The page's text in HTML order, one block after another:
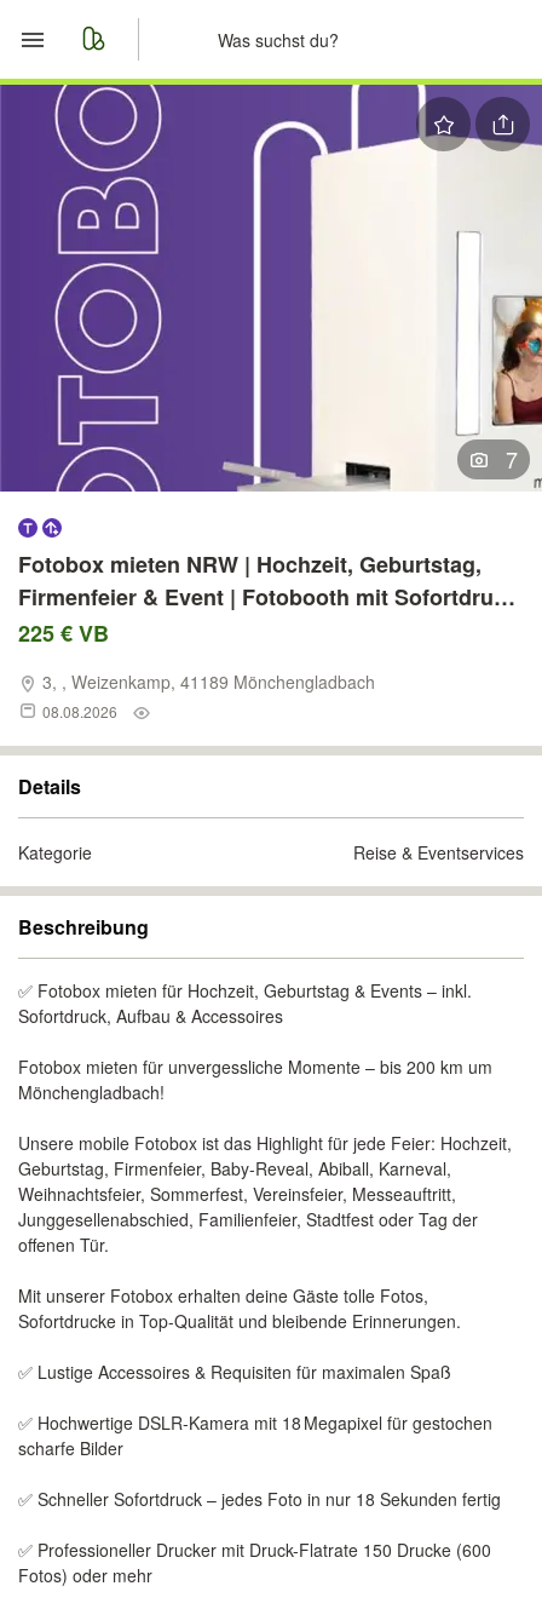
Start
Merkliste
Nachrichten
Anzeige aufgeben
7
Fotobox mieten NRW | Hochzeit, Geburtstag,
Firmenfeier & Event | Fotobooth mit Sofortdruck
& Extras
225 € VB
3, , Weizenkamp, 41189 Mönchengladbach
08.08.2026
Details
Kategorie Reise & Eventservices
Beschreibung
✅ Fotobox mieten für Hochzeit, Geburtstag & Events – inkl.
Sofortdruck, Aufbau & Accessoires
Fotobox mieten für unvergessliche Momente – bis 200 km um
Mönchengladbach!
Unsere mobile Fotobox ist das Highlight für jede Feier: Hochzeit,
Geburtstag, Firmenfeier, Baby-Reveal, Abiball, Karneval,
Weihnachtsfeier, Sommerfest, Vereinsfeier, Messeauftritt,
Junggesellenabschied, Familienfeier, Stadtfest oder Tag der
offenen Tür.
Mit unserer Fotobox erhalten deine Gäste tolle Fotos,
Sofortdrucke in Top-Qualität und bleibende Erinnerungen.
✅ Lustige Accessoires & Requisiten für maximalen Spaß
✅ Hochwertige DSLR-Kamera mit 18 Megapixel für gestochen
scharfe Bilder
✅ Schneller Sofortdruck – jedes Foto in nur 18 Sekunden fertig
✅ Professioneller Drucker mit Druck-Flatrate 150 Drucke (600
Fotos) oder mehr